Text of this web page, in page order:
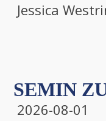
Jessica
SEMIN
2026-08-01